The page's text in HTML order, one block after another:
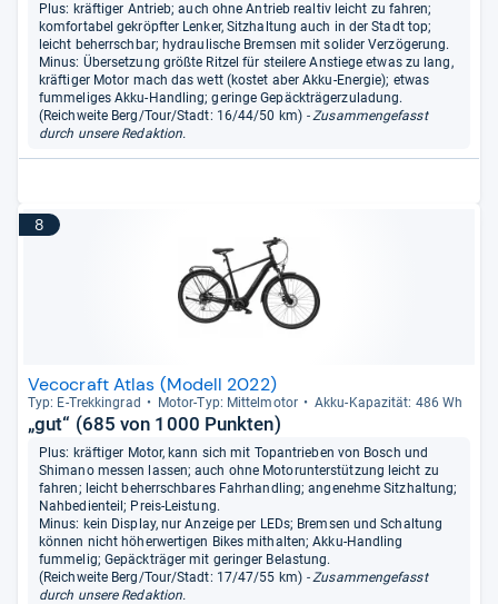
Plus: kräftiger Antrieb; auch ohne Antrieb realtiv leicht zu fahren;
komfortabel gekröpfter Lenker, Sitzhaltung auch in der Stadt top;
leicht beherrschbar; hydraulische Bremsen mit solider Verzögerung.
Minus: Übersetzung größte Ritzel für steilere Anstiege etwas zu lang,
kräftiger Motor mach das wett (kostet aber Akku-Energie); etwas
fummeliges Akku-Handling; geringe Gepäckträgerzuladung.
(Reichweite Berg/Tour/Stadt: 16/44/50 km)- Zusammengefasst
durch unsere Redaktion.
8
Vecocraft Atlas (Modell 2022)
Typ: E-​Trek­kin­grad Motor-​Typ: Mit­tel­mo­tor Akku-​Kapa­zi­tät: 486 Wh
„gut“ (685 von 1000 Punkten)
Plus: kräftiger Motor, kann sich mit Topantrieben von Bosch und
Shimano messen lassen; auch ohne Motorunterstützung leicht zu
fahren; leicht beherrschbares Fahrhandling; angenehme Sitzhaltung;
Nahbedienteil; Preis-Leistung.
Minus: kein Display, nur Anzeige per LEDs; Bremsen und Schaltung
können nicht höherwertigen Bikes mithalten; Akku-Handling
fummelig; Gepäckträger mit geringer Belastung.
(Reichweite Berg/Tour/Stadt: 17/47/55 km)- Zusammengefasst
durch unsere Redaktion.